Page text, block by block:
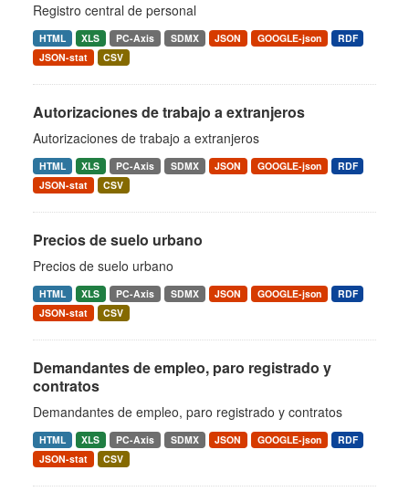
Registro central de personal
HTML XLS PC-Axis SDMX JSON GOOGLE-json
RDF
JSON-stat
CSV
Autorizaciones de trabajo a extranjeros
Autorizaciones de trabajo a extranjeros
HTML XLS PC-Axis SDMX JSON GOOGLE-json
RDF
JSON-stat
CSV
Precios de suelo urbano
Precios de suelo urbano
HTML XLS PC-Axis SDMX JSON GOOGLE-json
RDF
JSON-stat
CSV
Demandantes de empleo, paro registrado y
contratos
Demandantes de empleo, paro registrado y contratos
HTML XLS PC-Axis SDMX JSON GOOGLE-json
RDF
JSON-stat
CSV